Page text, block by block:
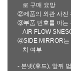
로 구매 요망
②제품의 외관 사진
③부품 번호를 아는
AIR FLOW
④SIDE MIRROR는
치 여부
- 본넷(후드), 앞뒤